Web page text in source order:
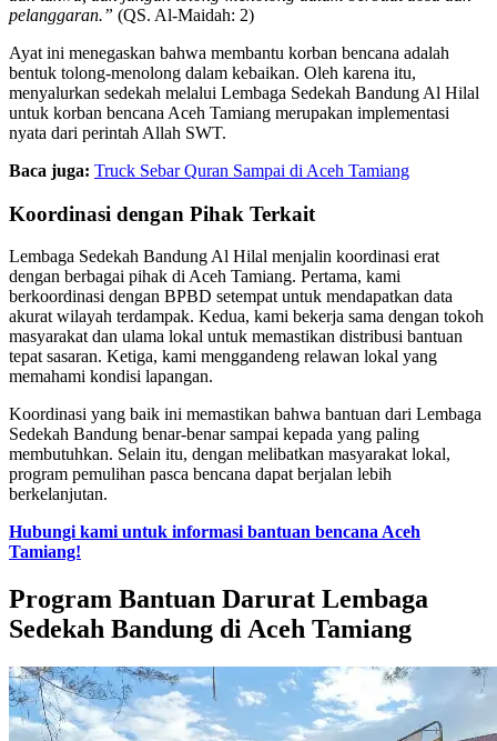
pelanggaran.” (QS. Al-Maidah: 2)
Ayat ini menegaskan bahwa membantu korban bencana adalah
bentuk tolong-menolong dalam kebaikan. Oleh karena itu,
menyalurkan sedekah melalui Lembaga Sedekah Bandung Al Hilal
untuk korban bencana Aceh Tamiang merupakan implementasi
nyata dari perintah Allah SWT.
Baca juga: Truck Sebar Quran Sampai di Aceh Tamiang
Koordinasi dengan Pihak Terkait
Lembaga Sedekah Bandung Al Hilal menjalin koordinasi erat
dengan berbagai pihak di Aceh Tamiang. Pertama, kami
berkoordinasi dengan BPBD setempat untuk mendapatkan data
akurat wilayah terdampak. Kedua, kami bekerja sama dengan tokoh
masyarakat dan ulama lokal untuk memastikan distribusi bantuan
tepat sasaran. Ketiga, kami menggandeng relawan lokal yang
memahami kondisi lapangan.
Koordinasi yang baik ini memastikan bahwa bantuan dari Lembaga
Sedekah Bandung benar-benar sampai kepada yang paling
membutuhkan. Selain itu, dengan melibatkan masyarakat lokal,
program pemulihan pasca bencana dapat berjalan lebih
berkelanjutan.
Hubungi kami untuk informasi bantuan bencana Aceh
Tamiang!
Program Bantuan Darurat Lembaga
Sedekah Bandung di Aceh Tamiang